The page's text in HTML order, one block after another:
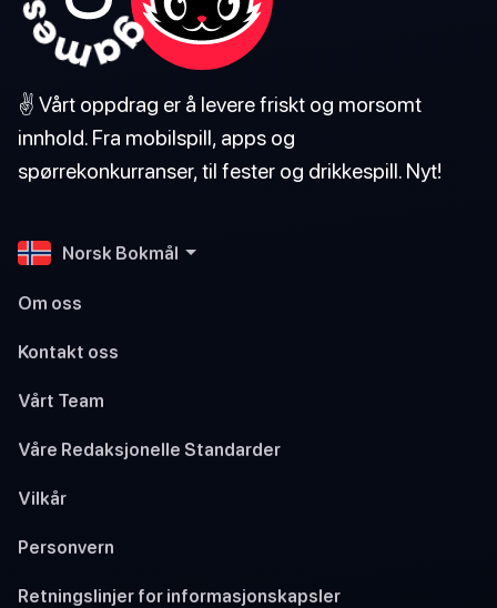
✌️ Vårt oppdrag er å levere friskt og morsomt
innhold. Fra mobilspill, apps og
spørrekonkurranser, til fester og drikkespill. Nyt!
Norsk Bokmål
Om oss
Kontakt oss
Vårt Team
Våre Redaksjonelle Standarder
Vilkår
Personvern
Retningslinjer for informasjonskapsler